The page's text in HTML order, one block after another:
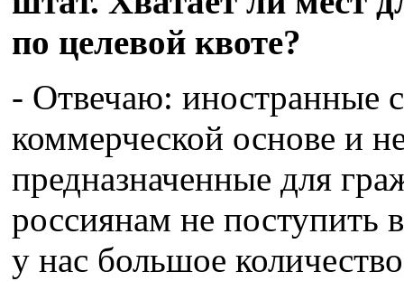
по целевой квоте?
- Отвечаю: иностранные
коммерческой основе и
предназначенные для
россиянам не поступить
у нас большое